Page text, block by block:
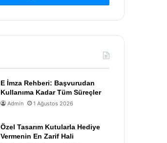
E İmza Rehberi: Başvurudan
Kullanıma Kadar Tüm Süreçler
Admin 1 Ağustos 2026
Özel Tasarım Kutularla Hediye
Vermenin En Zarif Hali